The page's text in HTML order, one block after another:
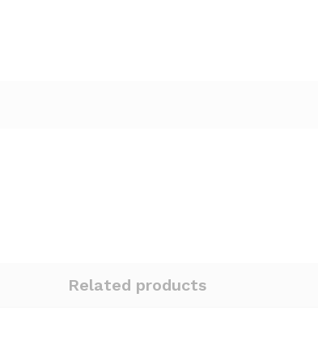
Related products